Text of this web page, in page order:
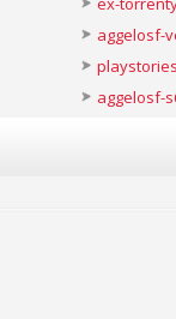
aggelosf-
aggelosf-